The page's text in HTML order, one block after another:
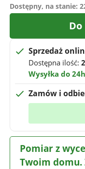
Dostępny, na stanie:
Sprzedaż
Dostępna ilość:
Wysyłka do 24h
Zamów i
Pomiar z
Twoim